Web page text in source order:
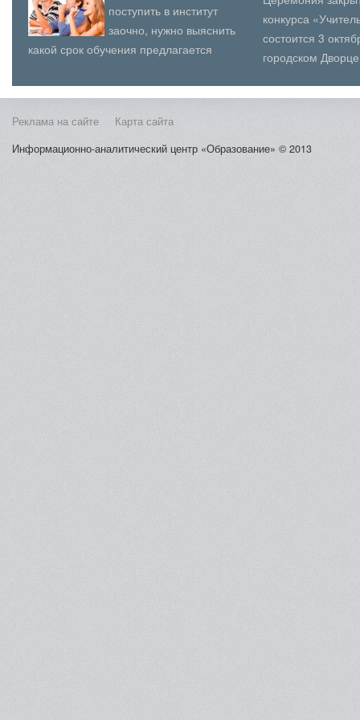
поступить в институт
заочно, нужно выяснить
какой срок обучения предлагается
обучения увеличивается...
конкурса
состоится 3
городском
Косыг...
Реклама на сайте
Карта сайта
Информационно-аналитический центр «Образование» © 2013